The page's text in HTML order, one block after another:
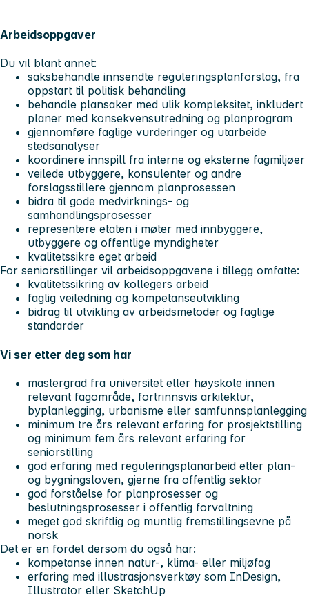
Arbeidsoppgaver
Du vil blant annet:
saksbehandle innsendte reguleringsplanforslag, fra
oppstart til politisk behandling
behandle plansaker med ulik kompleksitet, inkludert
planer med konsekvensutredning og planprogram
gjennomføre faglige vurderinger og utarbeide
stedsanalyser
koordinere innspill fra interne og eksterne fagmiljøer
veilede utbyggere, konsulenter og andre
forslagsstillere gjennom planprosessen
bidra til gode medvirknings- og
samhandlingsprosesser
representere etaten i møter med innbyggere,
utbyggere og offentlige myndigheter
kvalitetssikre eget arbeid
For seniorstillinger vil arbeidsoppgavene i tillegg omfatte:
kvalitetssikring av kollegers arbeid
faglig veiledning og kompetanseutvikling
bidrag til utvikling av arbeidsmetoder og faglige
standarder
Vi ser etter deg som har
mastergrad fra universitet eller høyskole innen
relevant fagområde, fortrinnsvis arkitektur,
byplanlegging, urbanisme eller samfunnsplanlegging
minimum tre års relevant erfaring for prosjektstilling
og minimum fem års relevant erfaring for
seniorstilling
god erfaring med reguleringsplanarbeid etter plan-
og bygningsloven, gjerne fra offentlig sektor
god forståelse for planprosesser og
beslutningsprosesser i offentlig forvaltning
meget god skriftlig og muntlig fremstillingsevne på
norsk
Det er en fordel dersom du også har:
kompetanse innen natur-, klima- eller miljøfag
erfaring med illustrasjonsverktøy som InDesign,
Illustrator eller SketchUp